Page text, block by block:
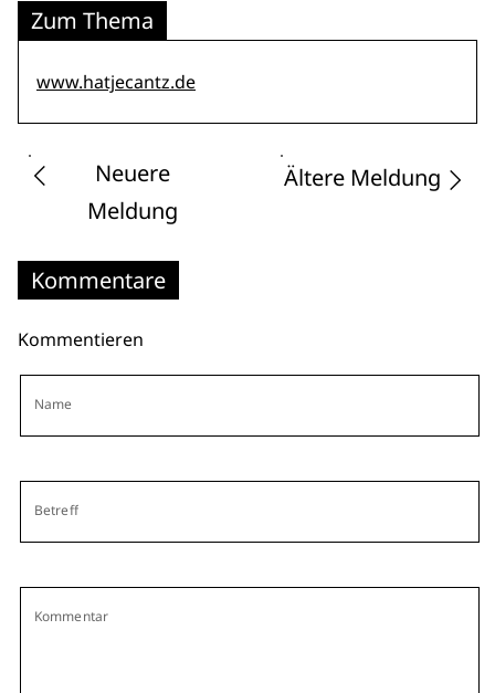
Zum Thema
www.hatjecantz.de
Neuere
Meldung
Ältere Meldung
Kommentare
Kommentieren
Name
Betreff
Kommentar